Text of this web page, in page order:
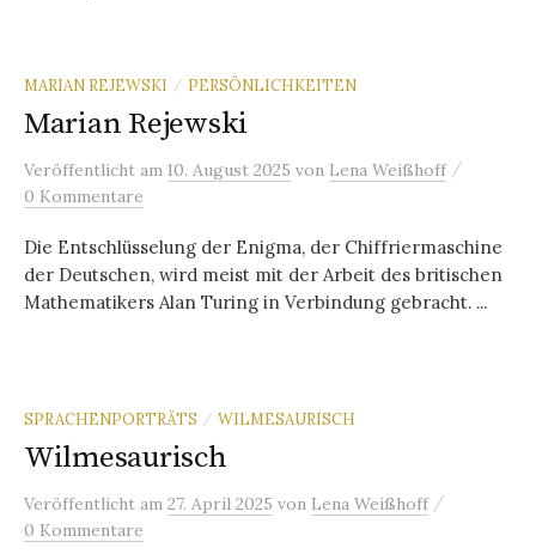
MARIAN REJEWSKI / PERSÖNLICHKEITEN
Marian Rejewski
Veröffentlicht am 10. August 2025 von Lena Weißhoff /
0 Kommentare
Die Entschlüsselung der Enigma, der Chiffriermaschine
der Deutschen, wird meist mit der Arbeit des britischen
Mathematikers Alan Turing in Verbindung gebracht. ...
SPRACHENPORTRÄTS / WILMESAURISCH
Wilmesaurisch
Veröffentlicht am 27. April 2025 von Lena Weißhoff /
0 Kommentare